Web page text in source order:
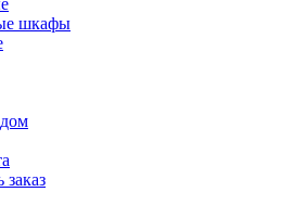
шкафы
заказ